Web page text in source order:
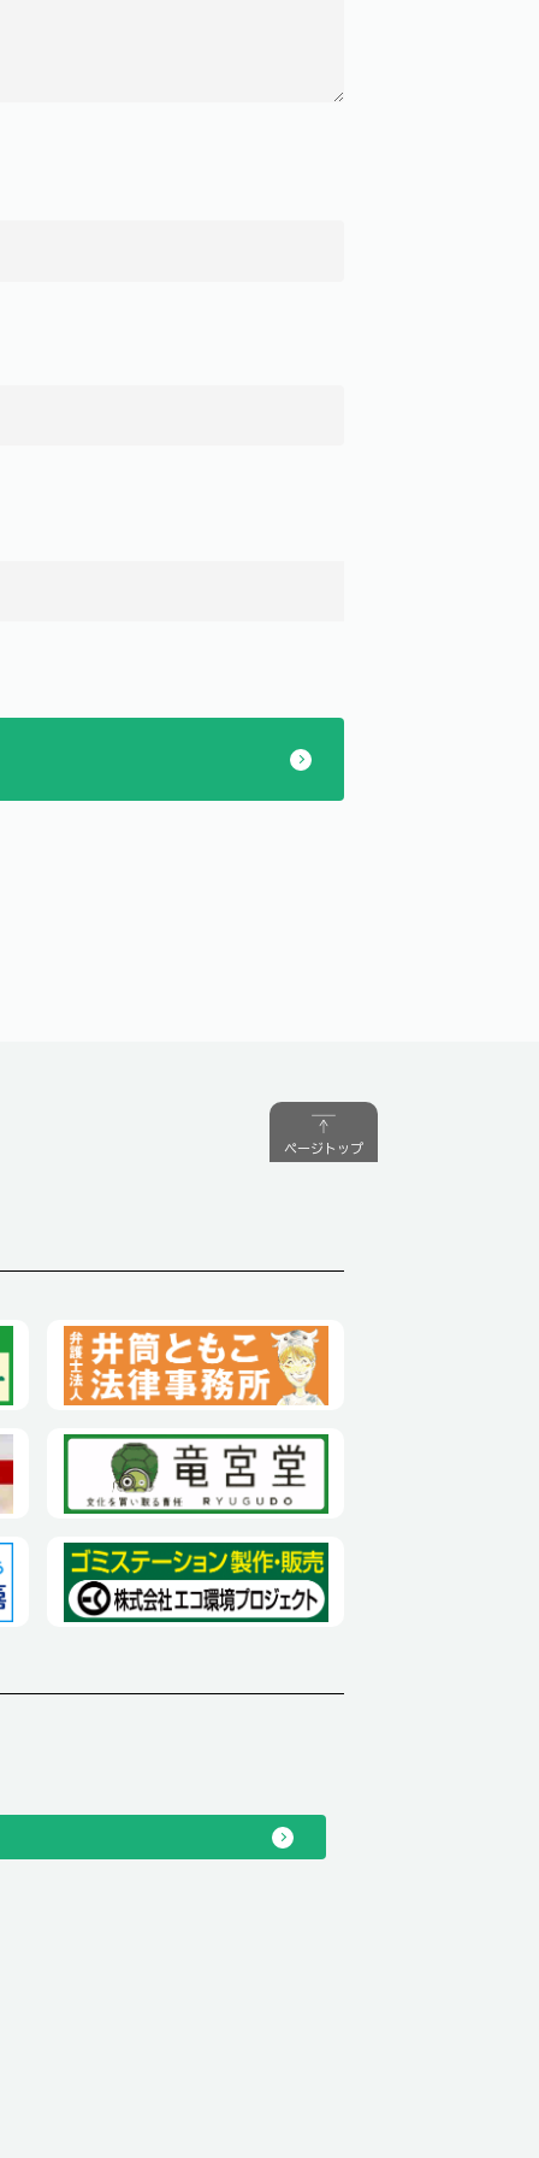
ページトップ